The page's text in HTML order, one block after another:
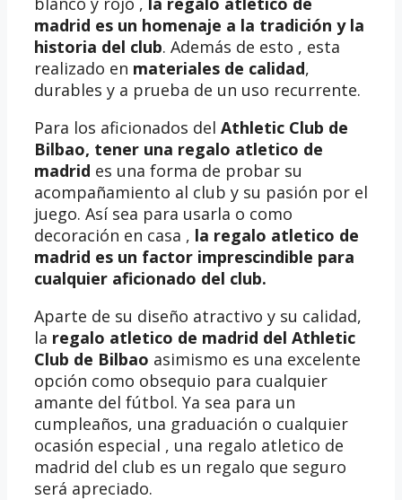
madrid es un homenaje a la tradición y la
historia del club. Además de esto , esta
realizado en materiales de calidad,
durables y a prueba de un uso recurrente.
Para los aficionados del Athletic Club de
Bilbao, tener una regalo atletico de
madrid es una forma de probar su
acompañamiento al club y su pasión por el
juego. Así sea para usarla o como
decoración en casa , la regalo atletico de
madrid es un factor imprescindible para
cualquier aficionado del club.
Aparte de su diseño atractivo y su calidad,
la regalo atletico de madrid del Athletic
Club de Bilbao asimismo es una excelente
opción como obsequio para cualquier
amante del fútbol. Ya sea para un
cumpleaños, una graduación o cualquier
ocasión especial , una regalo atletico de
madrid del club es un regalo que seguro
será apreciado.